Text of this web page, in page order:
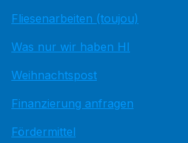
Fliesenarbeiten (toujou)
Was nur wir haben HI
Weihnachtspost
Finanzierung anfragen
Fördermittel